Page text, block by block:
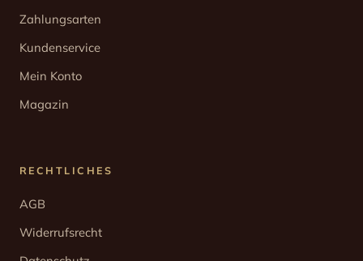
Zahlungsarten
Kundenservice
Mein Konto
Magazin
RECHTLICHES
AGB
Widerrufsrecht